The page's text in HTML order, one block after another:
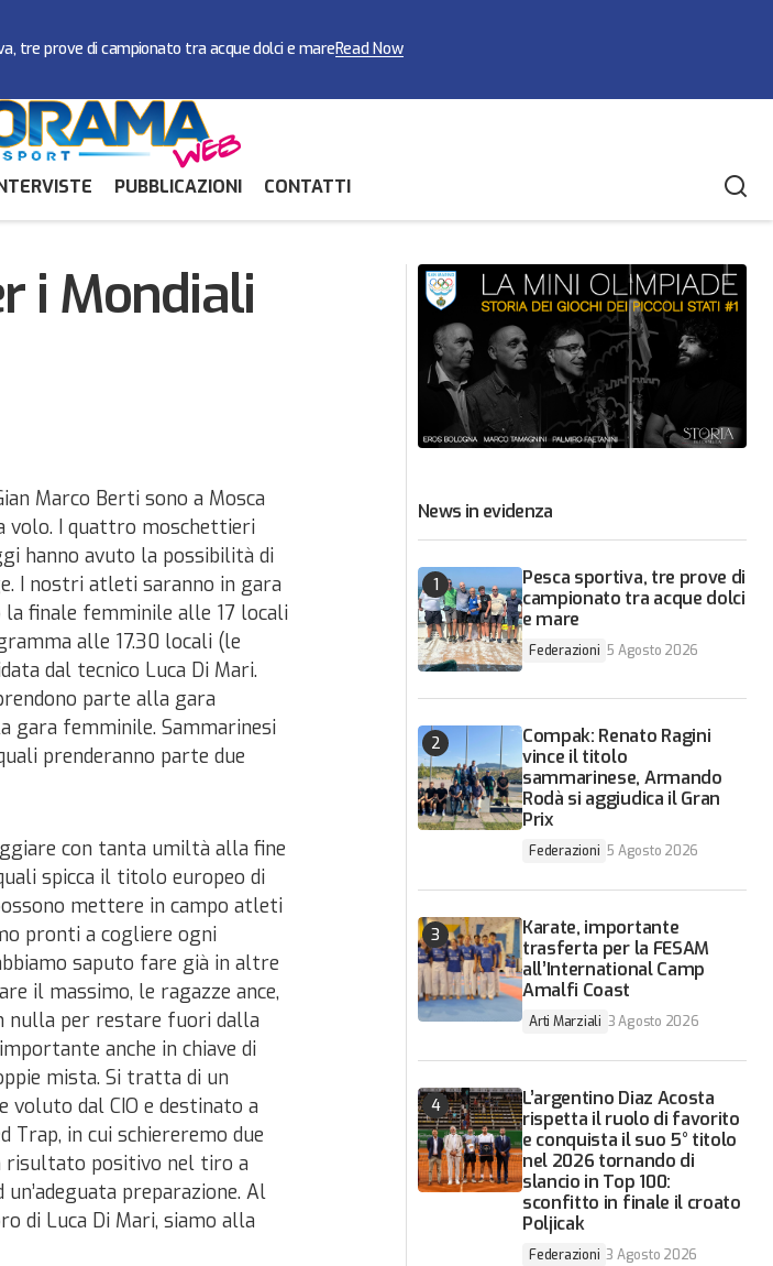
tre prove di campionato tra acque dolci e mareRead Now
PUBBLICAZIONI CONTATTI
Experience
i Mondiali
Marco Berti sono a Mosca
volo. I quattro moschettieri
hanno avuto la possibilità di
I nostri atleti saranno in gara
finale femminile alle 17 locali
alle 17.30 locali (le
dal tecnico Luca Di Mari.
parte alla gara
gara femminile. Sammarinesi
prenderanno parte due
con tanta umiltà alla fine
spicca il titolo europeo di
mettere in campo atleti
pronti a cogliere ogni
saputo fare già in altre
il massimo, le ragazze ance,
nulla per restare fuori dalla
anche in chiave di
mista. Si tratta di un
voluto dal CIO e destinato a
Trap, in cui schiereremo due
risultato positivo nel tiro a
preparazione. Al
di Luca Di Mari, siamo alla
News in evidenza
Pesca sportiva, tre prove di
campionato tra acque dolci
e mare
Federazioni 5 Agosto 2026
Compak: Renato Ragini
vince il titolo
sammarinese, Armando
Rodà si aggiudica il Gran
Prix
Federazioni 5 Agosto 2026
Karate, importante
trasferta per la FESAM
all’International Camp
Amalfi Coast
Arti Marziali 3 Agosto 2026
L’argentino Diaz Acosta
rispetta il ruolo di favorito
e conquista il suo 5° titolo
nel 2026 tornando di
slancio in Top 100:
sconfitto in finale il croato
Poljicak
Federazioni 3 Agosto 2026